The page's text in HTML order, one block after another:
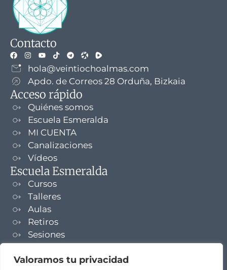
Valoramos tu privacidad
Contacto
hola@veintiochoalmas.com
Apdo. de Correos 28 Orduña, Bizkaia
Acceso rápido
Quiénes somos
Escuela Esmeralda
MI CUENTA
Canalizaciones
Vídeos
Escuela Esmeralda
Cursos
Talleres
Aulas
Retiros
Sesiones